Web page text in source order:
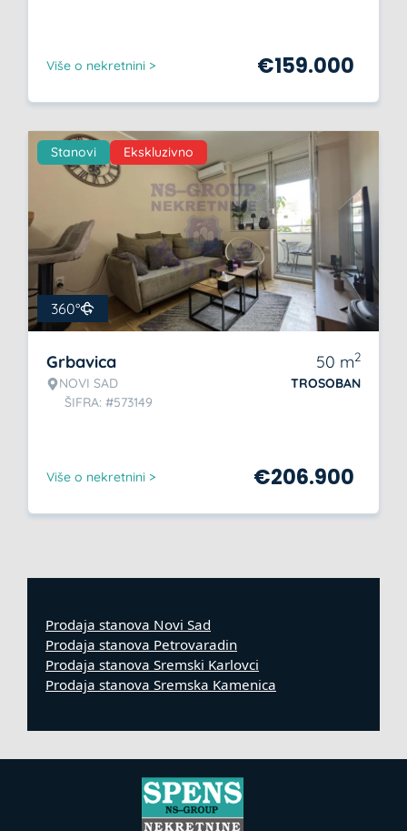
Više o nekretnini > €159.000
Stanovi Ekskluzivno
360°
Grbavica
NOVI SAD
ŠIFRA: #573149
50 m2
TROSOBAN
Više o nekretnini > €206.900
Prodaja stanova Novi Sad
Prodaja stanova Petrovaradin
Prodaja stanova Sremski Karlovci
Prodaja stanova Sremska Kamenica